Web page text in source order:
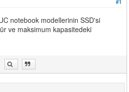
#1
notebook modellerinin SSD'si
ve maksimum kapasitedeki